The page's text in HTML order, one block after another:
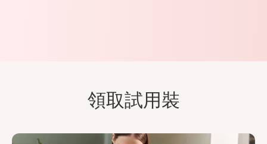
領取試用裝